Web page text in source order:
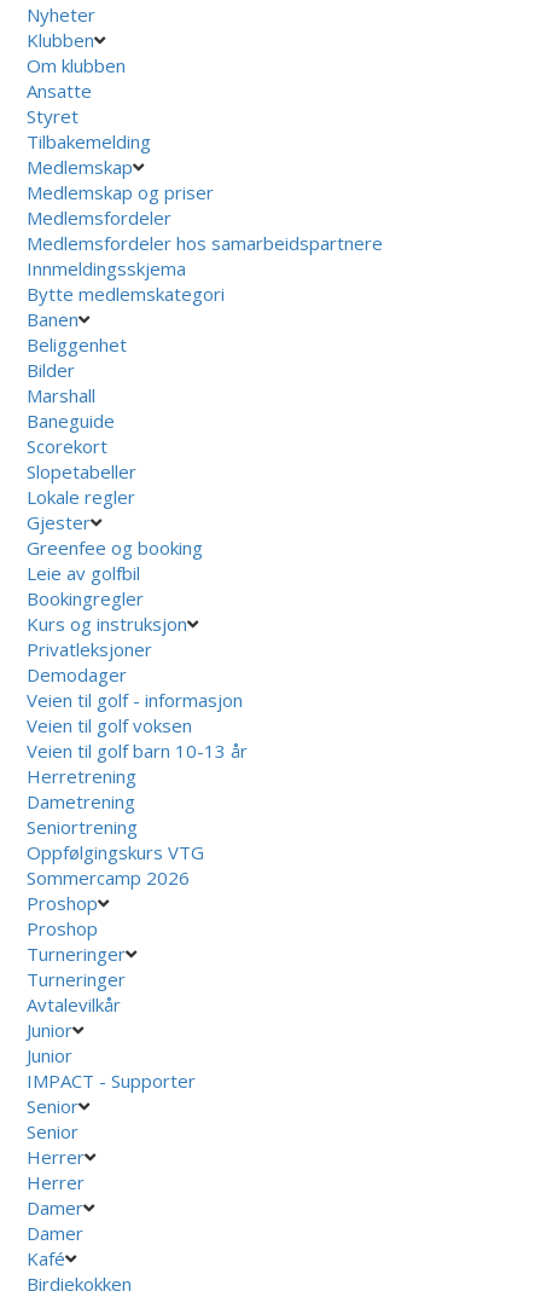
Nyheter
Klubben
Om klubben
Ansatte
Styret
Tilbakemelding
Medlemskap
Medlemskap og priser
Medlemsfordeler
Medlemsfordeler hos samarbeidspartnere
Innmeldingsskjema
Bytte medlemskategori
Banen
Beliggenhet
Bilder
Marshall
Baneguide
Scorekort
Slopetabeller
Lokale regler
Gjester
Greenfee og booking
Leie av golfbil
Bookingregler
Kurs og instruksjon
Privatleksjoner
Demodager
Veien til golf - informasjon
Veien til golf voksen
Veien til golf barn 10-13 år
Herretrening
Dametrening
Seniortrening
Oppfølgingskurs VTG
Sommercamp 2026
Proshop
Proshop
Turneringer
Turneringer
Avtalevilkår
Junior
Junior
IMPACT - Supporter
Senior
Senior
Herrer
Herrer
Damer
Damer
Kafé
Birdiekokken